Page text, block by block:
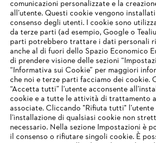
STIHL FAQ
Service
Termini e condizioni generali Privacy
IHR BROWSER WIRD
UNTERSTÜTZT
Sie nutzen einen Browser, den wir noch nicht
eine optimale Nutzung unserer Seite
comunicazioni personalizzate e la
all’utente. Questi cookie vengono
consenso degli utenti. I cookie sono
da terze parti (ad esempio, Google o
parti potrebbero trattare i dati personali
anche al di fuori dello Spazio Economico
di prendere visione delle sezioni
“Informativa sui Cookie” per maggiori
che noi e terze parti facciamo dei cookie.
“Accetta tutti” l’utente acconsente
cookie e a tutte le attività di trattamento
associate. Cliccando "Rifiuta tutti"
l’installazione di qualsiasi cookie non
necessario. Nella sezione Impostazioni è
il consenso o rifiutare singoli cookie. È